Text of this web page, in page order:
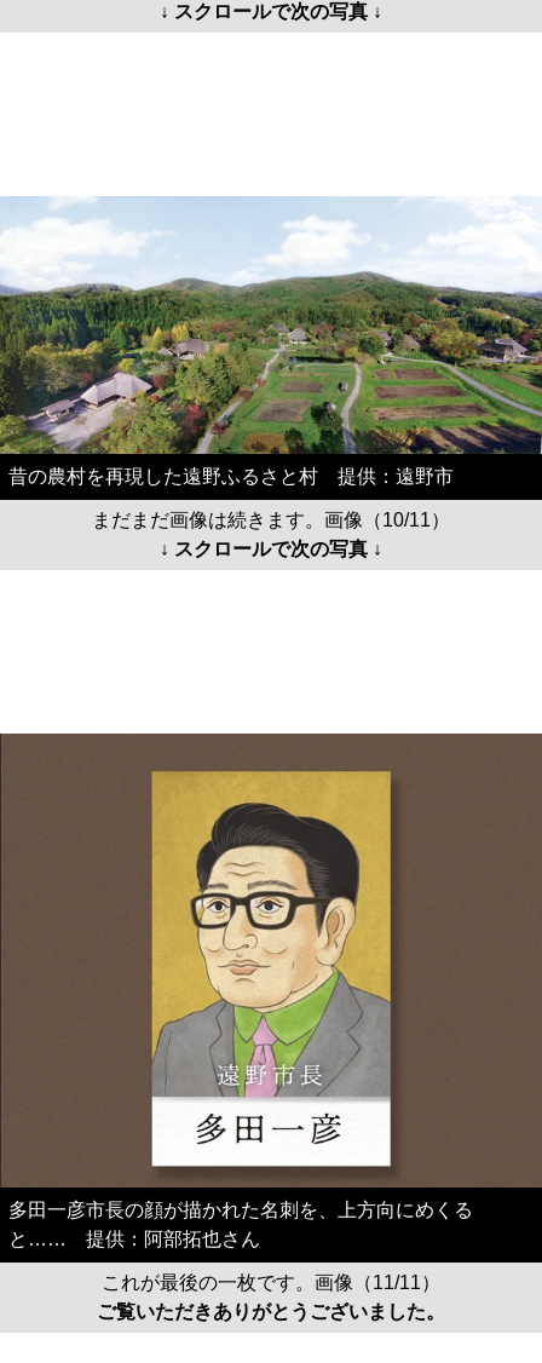
↓ スクロールで次の写真 ↓
昔の農村を再現した遠野ふるさと村 提供：遠野市
まだまだ画像は続きます。画像（10/11）
↓ スクロールで次の写真 ↓
多田一彦市長の顔が描かれた名刺を、上方向にめくる
と…… 提供：阿部拓也さん
これが最後の一枚です。画像（11/11）
ご覧いただきありがとうございました。